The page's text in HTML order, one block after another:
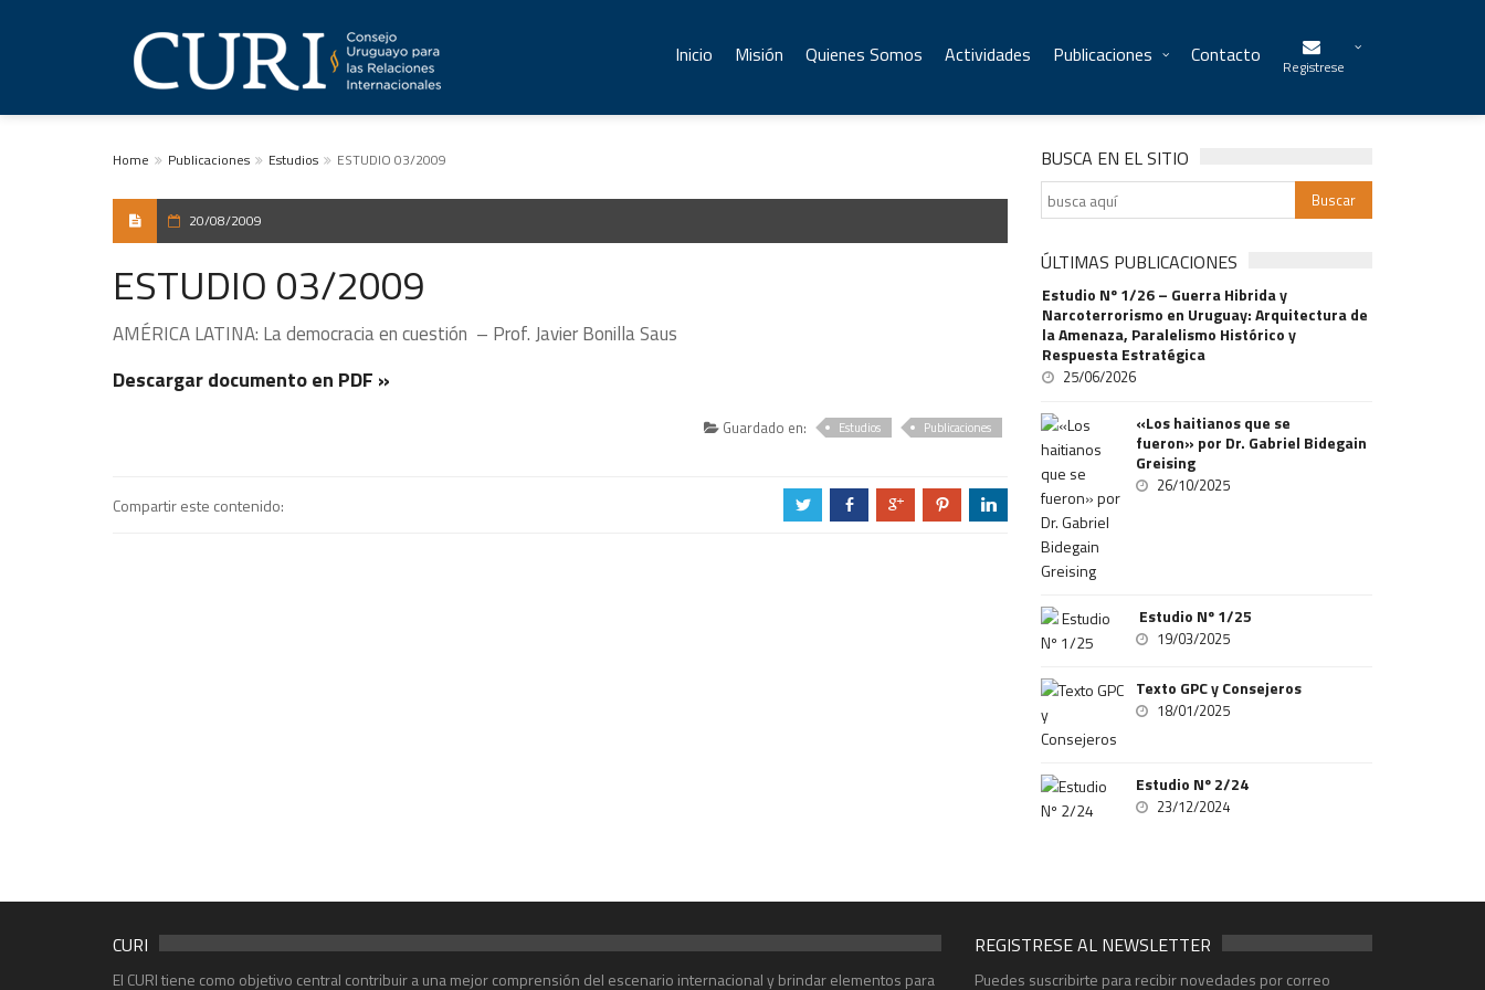
Inicio Misión Quienes Somos Actividades Publicaciones Contacto Registrese
Home Publicaciones Estudios ESTUDIO 03/2009
20/08/2009
ESTUDIO 03/2009
AMÉRICA LATINA: La democracia en cuestión – Prof. Javier Bonilla Saus
Descargar documento en PDF »
Guardado en: Estudios Publicaciones
Compartir este contenido: a b c d j
BUSCA EN EL SITIO
ÚLTIMAS PUBLICACIONES
Estudio Nº 1/26 – Guerra Hibrida y
Narcoterrorismo en Uruguay: Arquitectura de
la Amenaza, Paralelismo Histórico y
Respuesta Estratégica
25/06/2026
«Los haitianos que se
fueron» por Dr. Gabriel Bidegain
Greising
26/10/2025
Estudio Nº 1/25
19/03/2025
Texto GPC y Consejeros
18/01/2025
Estudio Nº 2/24
23/12/2024
CURI
El CURI tiene como objetivo central contribuir a una mejor comprensión del escenario internacional y brindar elementos para
REGISTRESE AL NEWSLETTER
Puedes suscribirte para recibir novedades por correo